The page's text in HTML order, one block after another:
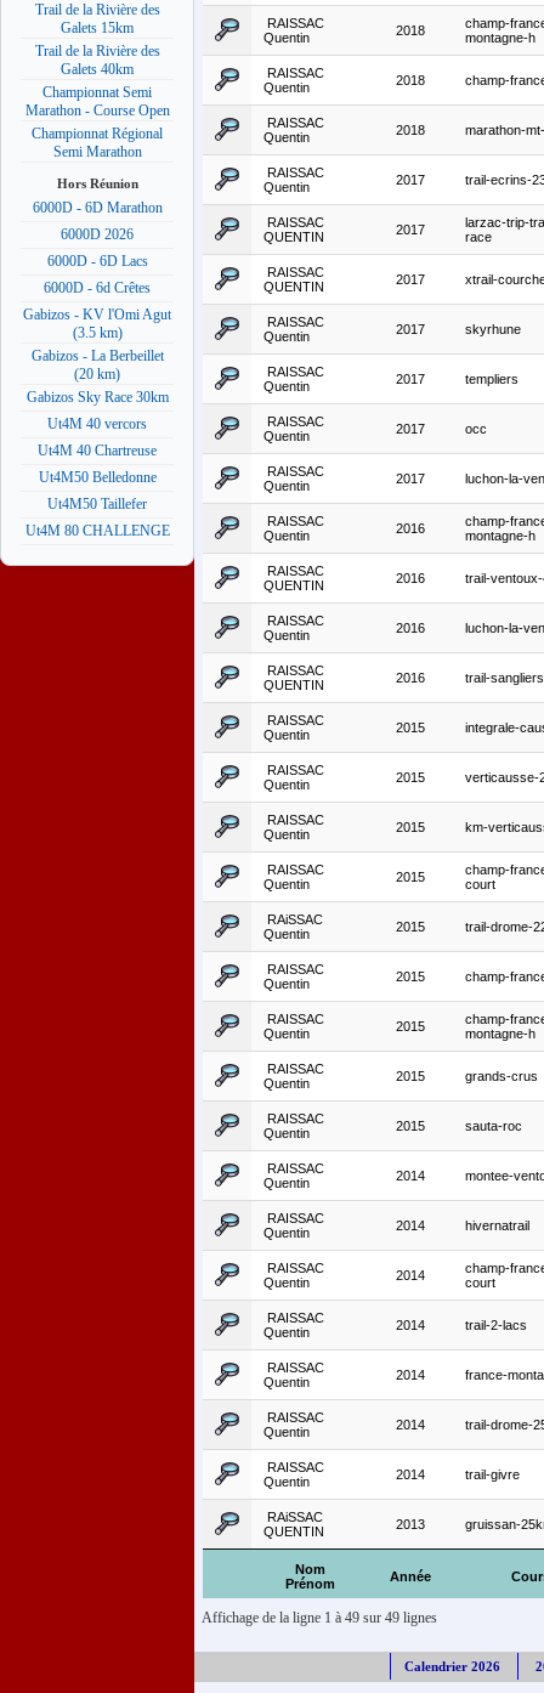
Trail de la Rivière des
Galets 15km
Trail de la Rivière des
Galets 40km
Championnat Semi
Marathon - Course Open
Championnat Régional
Semi Marathon
Hors Réunion
6000D - 6D Marathon
6000D 2026
6000D - 6D Lacs
6000D - 6d Crêtes
Gabizos - KV l'Omi Agut
(3.5 km)
Gabizos - La Berbeillet
(20 km)
Gabizos Sky Race 30km
Ut4M 40 vercors
Ut4M 40 Chartreuse
Ut4M50 Belledonne
Ut4M50 Taillefer
Ut4M 80 CHALLENGE
Nom
Prénom
Année
RAISSAC
Quentin
2018
champ-
montagne-h
RAISSAC
Quentin
2018 champ-
RAISSAC
Quentin
2018 marathon-
RAISSAC
Quentin
2017 trail-ecrins-
RAISSAC
QUENTIN
2017
larzac-trip-
race
RAISSAC
QUENTIN
2017 xtrail-
RAISSAC
Quentin
2017 skyrhune
RAISSAC
Quentin
2017 templiers
RAISSAC
Quentin
2017 occ
RAISSAC
Quentin
2017 luchon-la-
RAISSAC
Quentin
2016
champ-
montagne-h
RAISSAC
QUENTIN
2016 trail-
RAISSAC
Quentin
2016 luchon-la-
RAISSAC
QUENTIN
2016 trail-sangliers
RAISSAC
Quentin
2015 integrale-
RAISSAC
Quentin
2015 verticausse-
RAISSAC
Quentin
2015 km-
RAISSAC
Quentin
2015
champ-
court
RAiSSAC
Quentin
2015 trail-drome-
RAISSAC
Quentin
2015 champ-
RAISSAC
Quentin
2015
champ-
montagne-h
RAISSAC
Quentin
2015 grands-crus
RAISSAC
Quentin
2015 sauta-roc
RAISSAC
Quentin
2014 montee-
RAISSAC
Quentin
2014 hivernatrail
RAISSAC
Quentin
2014
champ-
court
RAISSAC
Quentin
2014 trail-2-lacs
RAISSAC
Quentin
2014 france-
RAISSAC
Quentin
2014 trail-drome-
RAISSAC
Quentin
2014 trail-givre
RAiSSAC
QUENTIN
2013 gruissan-
Affichage de la ligne 1 à 49 sur 49 lignes
Calendrier 2026